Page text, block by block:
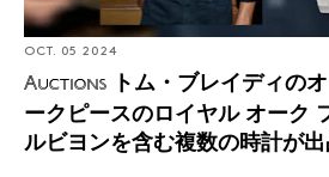
OCT. 05 2024
Auctions トム・ブレイディの
ークピースのロイヤル オーク
ルビヨンを含む複数の時計が